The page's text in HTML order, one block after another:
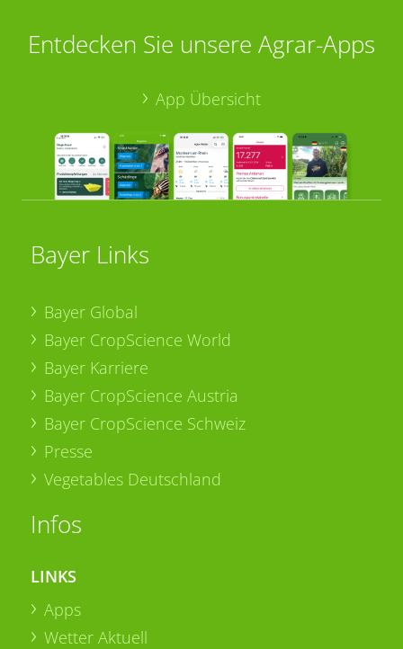
Entdecken Sie unsere Agrar-Apps
App Übersicht
Bayer Links
Bayer Global
Bayer CropScience World
Bayer Karriere
Bayer CropScience Austria
Bayer CropScience Schweiz
Presse
Vegetables Deutschland
Infos
LINKS
Apps
Wetter Aktuell